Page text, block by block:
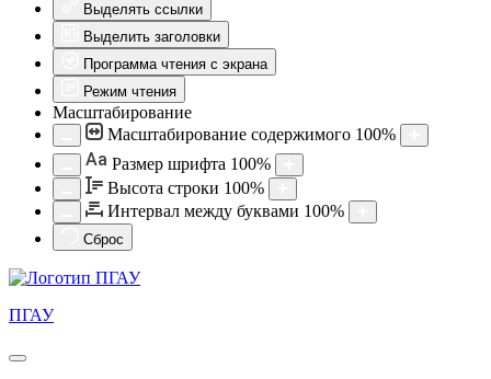
Выделять ссылки
Выделить заголовки
Программа чтения с экрана
Режим чтения
Масштабирование
Масштабирование содержимого 100%
Aa Размер шрифта 100%
Высота строки 100%
Интервал между буквами 100%
Сброс
ПГАУ